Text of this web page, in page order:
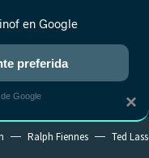
NUEVO
RANKINGS CINE
Ralph Fiennes Ted
×
en Google
preferida
Google